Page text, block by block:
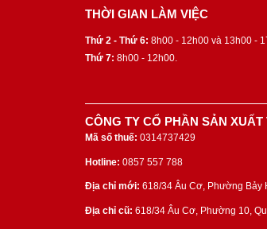
THỜI GIAN LÀM VIỆC
Thứ 2 - Thứ 6: 8h00 - 12h00 và 13h00 -
Thứ 7: 8h00 - 12h00.
CÔNG TY CỔ PHẦN SẢN
Mã số thuế: 0314737429
Hotline: 0857 557 788
Địa chỉ mới: 618/34 Âu Cơ, Phường Bảy
Địa chỉ cũ: 618/34 Âu Cơ, Phường 10,